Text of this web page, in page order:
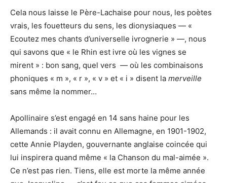
Cela nous laisse le Père-Lachaise pour nous, les poètes
vrais, les fouetteurs du sens, les dionysiaques — «
Ecoutez mes chants d’universelle ivrognerie » —, nous
qui savons que « le Rhin est ivre où les vignes se
mirent » : bon sang, quel vers — où les combinaisons
phoniques « m », « r », « v » et « i » disent la merveille
sans même la nommer…
Apollinaire s’est engagé en 14 sans haine pour les
Allemands : il avait connu en Allemagne, en 1901-1902,
cette Annie Playden, gouvernante anglaise coincée qui
lui inspirera quand même « la Chanson du mal-aimée ».
Ce n’est pas rien. Tiens, elle est morte la même année